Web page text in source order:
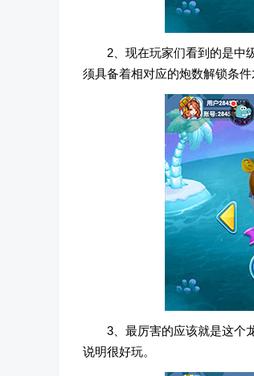
2、现在玩家们看到的是中
须具备着相对应的炮数解锁条件
3、最厉害的应该就是这个
说明很好玩。